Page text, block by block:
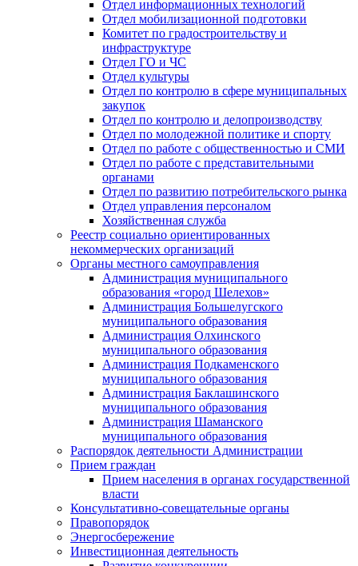
Отдел информационных технологий
Отдел мобилизационной подготовки
Комитет по градостроительству и
инфраструктуре
Отдел ГО и ЧС
Отдел культуры
Отдел по контролю в сфере муниципальных
закупок
Отдел по контролю и делопроизводству
Отдел по молодежной политике и спорту
Отдел по работе с общественностью и СМИ
Отдел по работе с представительными
органами
Отдел по развитию потребительского рынка
Отдел управления персоналом
Хозяйственная служба
Реестр социально ориентированных
некоммерческих организаций
Органы местного самоуправления
Администрация муниципального
образования «город Шелехов»
Администрация Большелугского
муниципального образования
Администрация Олхинского
муниципального образования
Администрация Подкаменского
муниципального образования
Администрация Баклашинского
муниципального образования
Администрация Шаманского
муниципального образования
Распорядок деятельности Администрации
Прием граждан
Прием населения в органах государственной
власти
Консультативно-совещательные органы
Правопорядок
Энергосбережение
Инвестиционная деятельность